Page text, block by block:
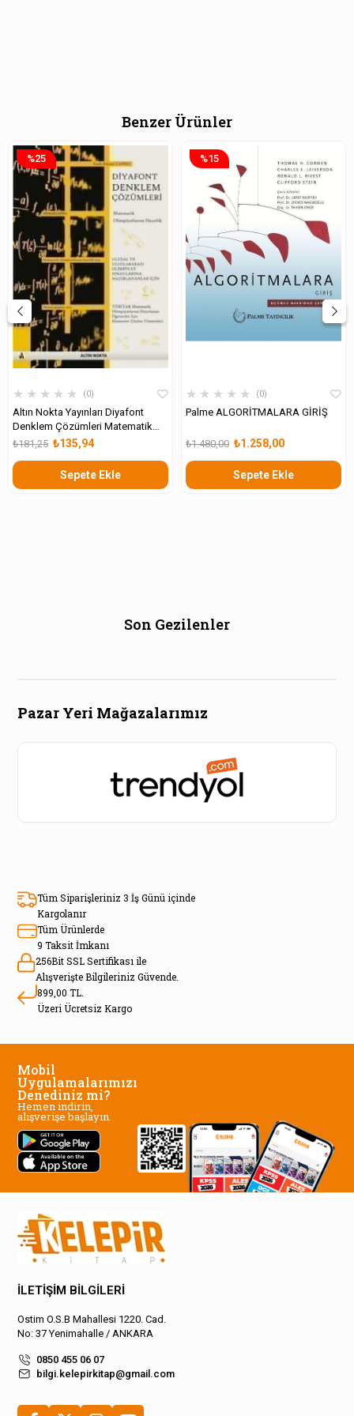
Benzer Ürünler
★ ★ ★ ★ ★ 0
Altın Nokta Yayınları Diyafont
Denklem Çözümleri Matematik
Olimpiyatlarına Hazırlık
₺135,94
₺181,25
Sepete Ekle
%25
★ ★ ★ ★ ★ 0
Palme ALGORİTMALARA GİRİŞ
₺1.258,00
₺1.480,00
Sepete Ekle
%15
Son Gezilenler
Pazar Yeri Mağazalarımız
Tüm Siparişleriniz 3 İş Günü içinde
Kargolanır
Tüm Ürünlerde
9 Taksit İmkanı
256Bit SSL Sertifikası ile
Alışverişte Bilgileriniz Güvende.
899,00 TL.
Üzeri Ücretsiz Kargo
Mobil
Uygulamalarımızı
Denediniz mi?
Hemen indirin,
alışverişe başlayın.
İLETİŞİM BİLGİLERİ
Ostim O.S.B Mahallesi 1220. Cad.
No: 37 Yenimahalle / ANKARA
0850 455 06 07
bilgi.kelepirkitap@gmail.com